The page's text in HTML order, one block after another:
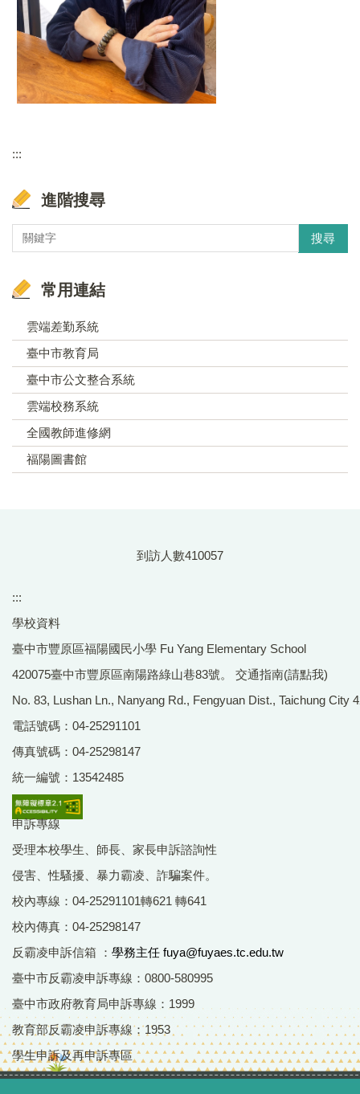
:::
進階搜尋
搜尋
常用連結
雲端差勤系統
臺中市教育局
臺中市公文整合系統
雲端校務系統
全國教師進修網
福陽圖書館
到訪人數410057
:::
學校資料
臺中市豐原區福陽國民小學 Fu Yang Elementary School
420075臺中市豐原區南陽路綠山巷83號。 交通指南(請點我)
No. 83, Lushan Ln., Nanyang Rd., Fengyuan Dist., Taichung City
電話號碼：04-25291101
傳真號碼：04-25298147
統一編號：13542485
申訴專線
受理本校學生、師長、家長申訴諮詢性
侵害、性騷擾、暴力霸凌、詐騙案件。
校內專線：04-25291101轉621 轉641
校內傳真：04-25298147
反霸凌申訴信箱 ： 學務主任 fuya@fuyaes.tc.edu.tw
臺中市反霸凌申訴專線：0800-580995
臺中市政府教育局申訴專線：1999
教育部反霸凌申訴專線：1953
學生申訴及再申訴專區